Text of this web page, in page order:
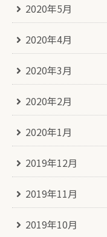
2020年5月
2020年4月
2020年3月
2020年2月
2020年1月
2019年12月
2019年11月
2019年10月